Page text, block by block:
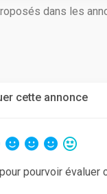
dans les
cette annonce
pour pourvoir évaluer